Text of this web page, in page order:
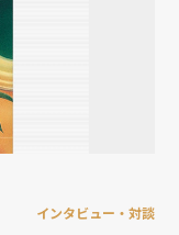
インタビュー・対談